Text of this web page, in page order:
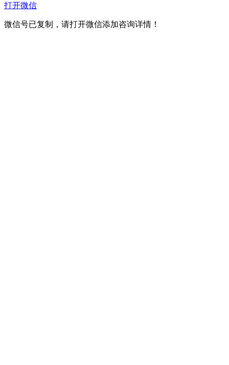
打开微信
微信号已复制，请打开微信添加咨询详情！